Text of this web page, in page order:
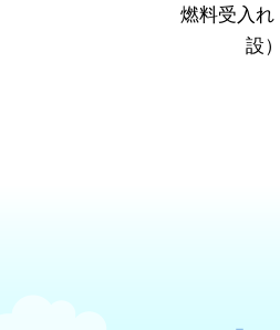
燃料受入れ
設